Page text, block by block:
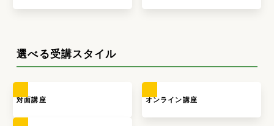
選べる受講スタイル
対面講座 オンライン講座